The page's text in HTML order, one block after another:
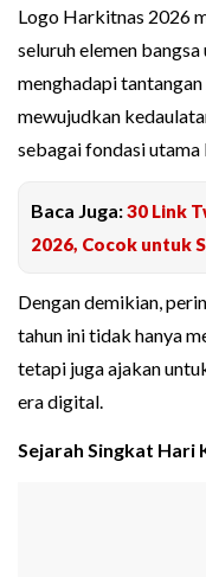
Logo Harkitnas 2026
seluruh elemen
menghadapi
mewujudkan
sebagai fondasi utama
Baca Juga:30 Link
2026, Cocok untuk
Dengan demikian,
tahun ini tidak hanya
tetapi juga ajakan
era digital.
Sejarah Singkat Hari